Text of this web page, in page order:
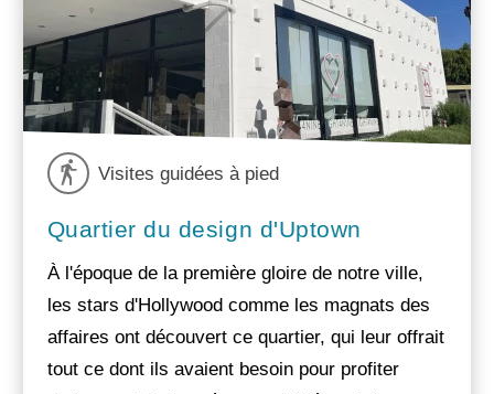
Visites guidées à pied
Quartier du design d'Uptown
À l'époque de la première gloire de notre ville,
les stars d'Hollywood comme les magnats des
affaires ont découvert ce quartier, qui leur offrait
tout ce dont ils avaient besoin pour profiter